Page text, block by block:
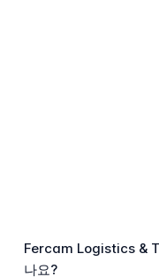
Fercam Logistics &
나요?